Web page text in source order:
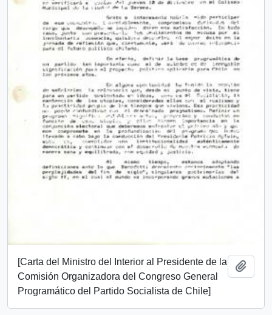
[Carta del Ministro del Interior al Presidente de la
Comisión Organizadora del Congreso General
Programático del Partido Socialista de Chile]